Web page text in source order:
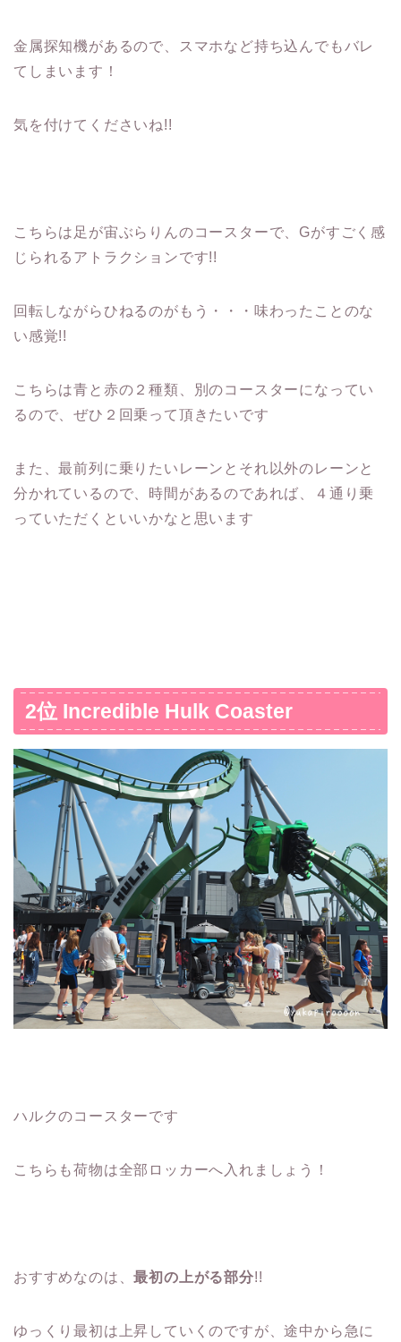
金属探知機があるので、スマホなど持ち込んでもバレ
てしまいます！
気を付けてくださいね!!
こちらは足が宙ぶらりんのコースターで、Gがすごく感
じられるアトラクションです!!
回転しながらひねるのがもう・・・味わったことのな
い感覚!!
こちらは青と赤の２種類、別のコースターになってい
るので、ぜひ２回乗って頂きたいです
また、最前列に乗りたいレーンとそれ以外のレーンと
分かれているので、時間があるのであれば、４通り乗
っていただくといいかなと思います
2位 Incredible Hulk Coaster
ハルクのコースターです
こちらも荷物は全部ロッカーへ入れましょう！
おすすめなのは、最初の上がる部分!!
ゆっくり最初は上昇していくのですが、途中から急に